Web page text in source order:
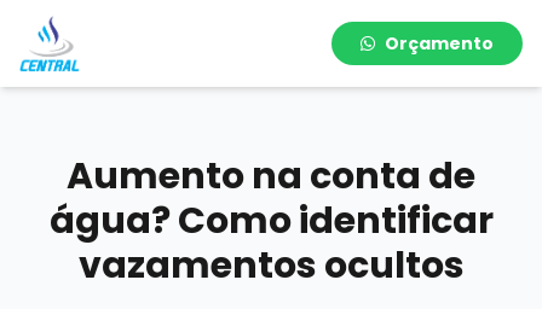
Orçamento
Aumento na conta de
água? Como identificar
vazamentos ocultos